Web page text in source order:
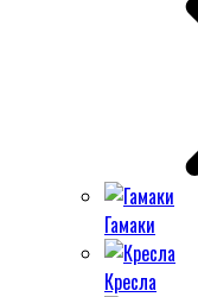
Гамаки
Кресла